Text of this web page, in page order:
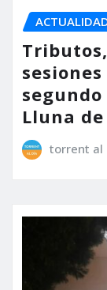
Lluna
torrent al